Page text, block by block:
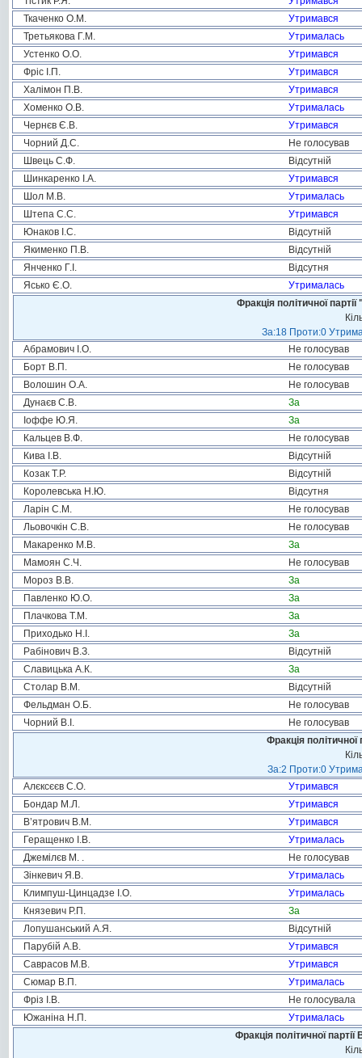
Ткаченко О.М.
Утримався
Третьякова Г.М.
Утрималась
Устенко О.О.
Утримався
Фріс І.П.
Утримався
Халімон П.В.
Утримався
Хоменко О.В.
Утрималась
Чернєв Є.В.
Утримався
Чорний Д.С.
Не голосував
Швець С.Ф.
Відсутній
Шинкаренко І.А.
Утримався
Шол М.В.
Утрималась
Штепа С.С.
Утримався
Юнаков І.С.
Відсутній
Якименко П.В.
Відсутній
Янченко Г.І.
Відсутня
Ясько Є.О.
Утрималась
Фракція політичної
За:18 Проти:0
Абрамович І.О.
Не голосував
Борт В.П.
Не голосував
Волошин О.А.
Не голосував
Дунаєв С.В.
За
Іоффе Ю.Я.
За
Кальцев В.Ф.
Не голосував
Кива І.В.
Відсутній
Козак Т.Р.
Відсутній
Королевська Н.Ю.
Відсутня
Ларін С.М.
Не голосував
Льовочкін С.В.
Не голосував
Макаренко М.В.
За
Мамоян С.Ч.
Не голосував
Мороз В.В.
За
Павленко Ю.О.
За
Плачкова Т.М.
За
Приходько Н.І.
За
Рабінович В.З.
Відсутній
Славицька А.К.
За
Столар В.М.
Відсутній
Фельдман О.Б.
Не голосував
Чорний В.І.
Не голосував
Фракція
За:2 Проти:0
Алєксєєв С.О.
Утримався
Бондар М.Л.
Утримався
В’ятрович В.М.
Утримався
Геращенко І.В.
Утрималась
Джемілєв М. .
Не голосував
Зінкевич Я.В.
Утрималась
Климпуш-Цинцадзе І.О.
Утрималась
Князевич Р.П.
За
Лопушанський А.Я.
Відсутній
Парубій А.В.
Утримався
Саврасов М.В.
Утримався
Сюмар В.П.
Утрималась
Фріз І.В.
Не голосувала
Южаніна Н.П.
Утрималась
Фракція політичної